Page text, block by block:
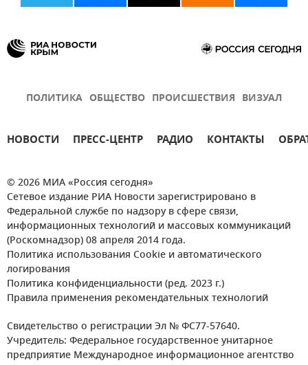
ПОЛИТИКА ОБЩЕСТВО ПРОИСШЕСТВИЯ ВИЗУАЛ
НОВОСТИ ПРЕСС-ЦЕНТР РАДИО КОНТАКТЫ
© 2026 МИА «Россия сегодня»
Сетевое издание РИА Новости зарегистрировано в
Федеральной службе по надзору в сфере связи,
информационных технологий и массовых коммуникаций
(Роскомнадзор) 08 апреля 2014 года.
Политика использования Cookie и автоматического
логирования
Политика конфиденциальности (ред. 2023 г.)
Правила применения рекомендательных технологий
Свидетельство о регистрации Эл № ФС77-57640.
Учредитель: Федеральное государственное унитарное
предприятие Международное информационное агентство